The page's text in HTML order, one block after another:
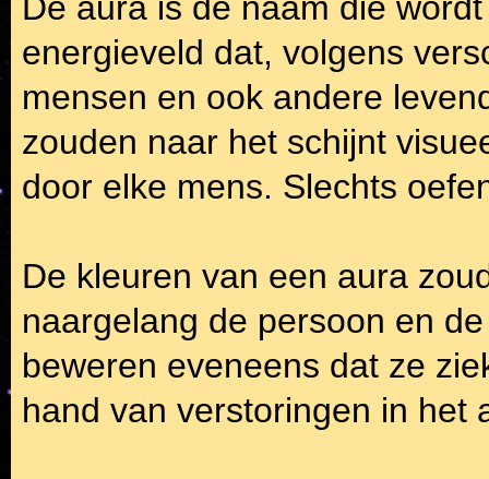
De aura is de naam die
energieveld dat, volgens
mensen en ook andere
zouden naar het schijnt
door elke mens. Slechts
De kleuren van een aura
naargelang de persoon en
beweren eveneens dat ze
hand van verstoringen in